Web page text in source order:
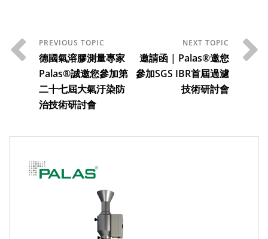
德國氣溶膠測量專家
Palas®誠邀您參加第
二十七屆大氣汙染防
治技術研討會
邀請函 | Palas®邀您
參加SGS IBR首屆過濾
技術研討會